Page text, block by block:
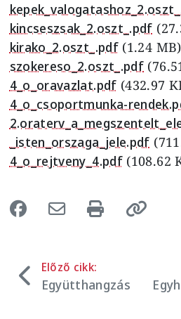
kincseszsak_2.oszt_.pdf
kirako_2.oszt_.pdf (1.24 MB)
szokereso_2.oszt_.pdf
4_o_oravazlat.pdf (432.97
4_o_csoportmunka-
_isten_orszaga_jele.pdf
4_o_rejtveny_4.pdf (108.62
Előző cikk:
Együtthangzás